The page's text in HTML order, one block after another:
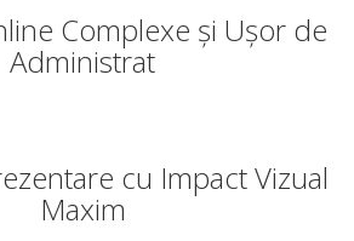
Complexe și Ușor de
Administrat
cu Impact Vizual
Maxim